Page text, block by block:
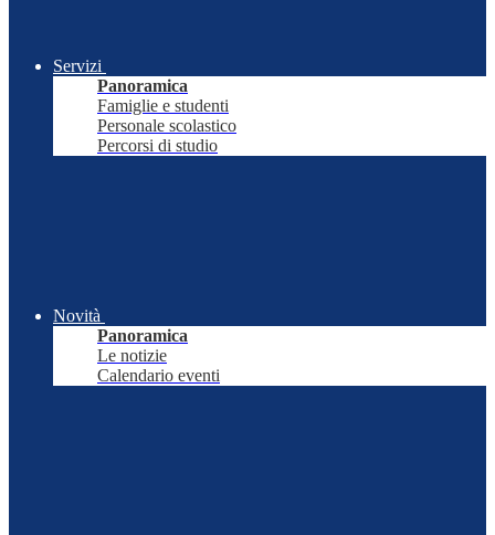
Servizi
Panoramica
Famiglie e studenti
Personale scolastico
Percorsi di studio
Novità
Panoramica
Le notizie
Calendario eventi